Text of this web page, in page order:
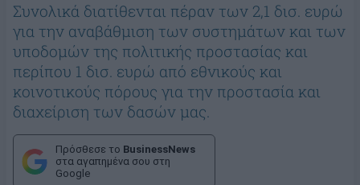
Συνολικά διατίθενται πέραν των 2,1 δισ. ευρώ
για την αναβάθμιση των συστημάτων και των
υποδομών της πολιτικής προστασίας και
περίπου 1 δισ. ευρώ από εθνικούς και
κοινοτικούς πόρους για την προστασία και
διαχείριση των δασών μας.
Πρόσθεσε το BusinessNews
στα αγαπημένα σου στη
Google